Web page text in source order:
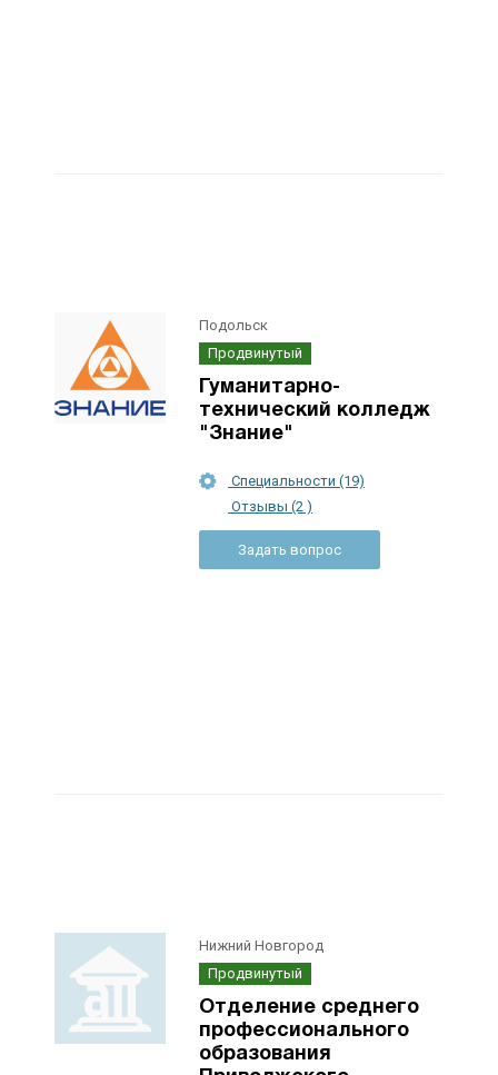
Подольск
Продвинутый
Гуманитарно-
технический колледж
"Знание"
Специальности (19)
Отзывы (2 )
Задать вопрос
Нижний Новгород
Продвинутый
Отделение среднего
профессионального
образования